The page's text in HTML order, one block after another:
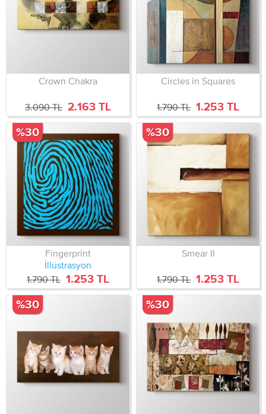
Crown Chakra
3.090 TL 2.163 TL
Circles in Squares
1.790 TL 1.253 TL
Fingerprint
İllüstrasyon
1.790 TL 1.253 TL
%30
Smear II
1.790 TL 1.253 TL
%30
%30 %30